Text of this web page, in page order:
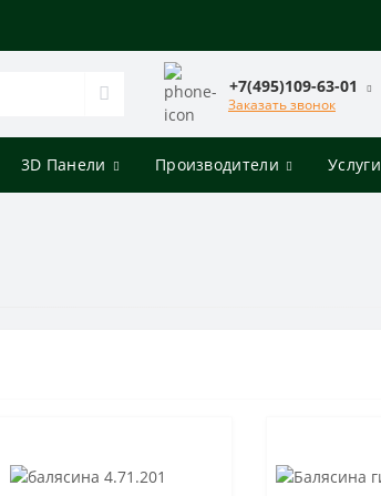
+7(495)109-63-01
Заказать звонок
3D Панели Производители Услуги